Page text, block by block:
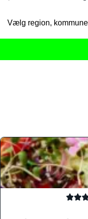
Vælg region, kommune